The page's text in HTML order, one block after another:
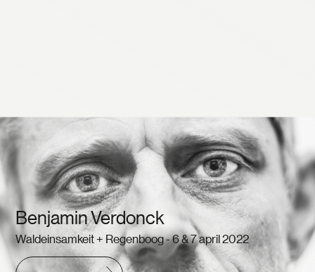
Benjamin Verdonck
Waldeinsamkeit + Regenboog - 6 & 7 april 2022